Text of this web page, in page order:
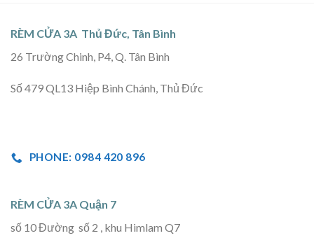
RÈM CỬA 3A Thủ Đức, Tân Bình
26 Trường Chinh, P4, Q. Tân Bình
Số 479 QL13 Hiệp Bình Chánh, Thủ Đức
PHONE: 0984 420 896
RÈM CỬA 3A Quận 7
số 10 Đường số 2 , khu Himlam Q7